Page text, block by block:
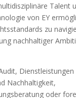
Talent
von EY
zu
nachhaltiger
Nachhaltigkeit,
oder